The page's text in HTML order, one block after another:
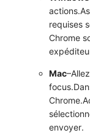
actions
requises
Chrome
Mac
focus
Chrome
envoyer.